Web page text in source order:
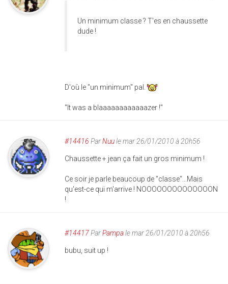
Un minimum classe ? T'es en chaussette
dude !
D'où le "un minimum" pal.
"It was a blaaaaaaaaaaaazer !"
#14416 ParNuule mar 26/01/2010 à 20h56
Chaussette + jean ça fait un gros minimum !
Ce soir je parle beaucoup de "classe"...Mais
qu'est-ce qui m'arrive ! NOOOOOOOOOOOOOON
!
#14417ParPampale mar 26/01/2010 à 20h56
bubu, suit up !